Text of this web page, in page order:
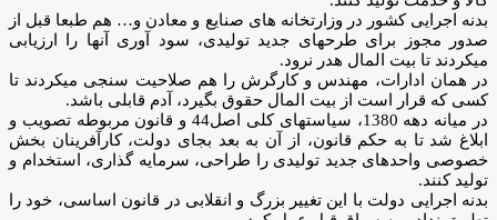
بدنه اجرایی کشور در وزارتخانه های صنایع و معادن و… هم طبعا قبل از
صدور مجوز برای طرحهای جدید تولیدی، سود آوری آنها را ارزیابی
میکردند تا بیت المال هدر نرود.
در همان ادارات، مهندس و کارگرش را هم صلاحیت سنجی میکردند تا
کسی که قرار است از بیت المال حقوق بگیرد، آدم قابلی باشد.
در میانه دهه 1380، سیاستهای کلی اصل44 و قانون مربوطه تصویب و
ابلاغ شد تا به حکم قانون، از آن به بعد بجای دولت، کارآفرینان بخش
خصوصی واحدهای جدید تولیدی را طراحی، سرمایه گذاری، استخدام و
تولید کنند.
بدنه اجرایی دولت با این تغییر بزرگ و انقلابی در قانون اساسی، خود را